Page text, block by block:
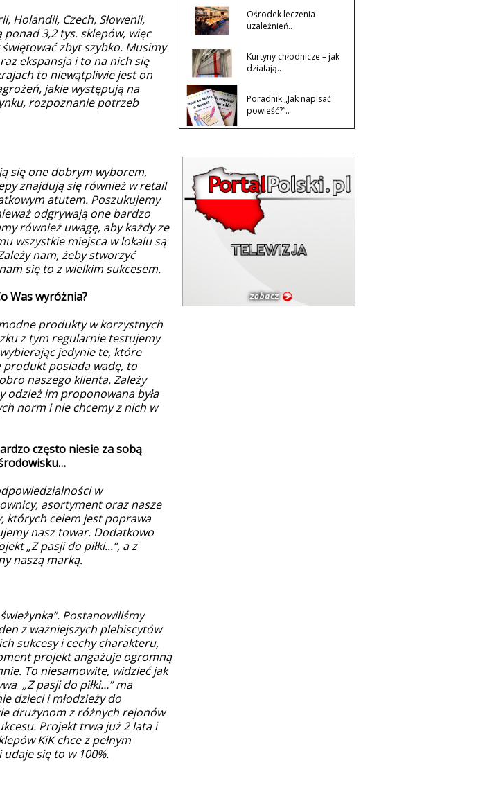
Holandii, Czech, Słowenii,
ponad 3,2 tys. sklepów, więc
zbyt szybko. Musimy
ekspansja i to na nich się
to niewątpliwie jest on
jakie występują na
rozpoznanie potrzeb
się one dobrym wyborem,
znajdują się również w retail
atutem. Poszukujemy
odgrywają one bardzo
również uwagę, aby każdy ze
wszystkie miejsca w lokalu są
nam, żeby stworzyć
się to z wielkim sukcesem.
Was wyróżnia?
produkty w korzystnych
z tym regularnie testujemy
jedynie te, które
produkt posiada wadę, to
naszego klienta. Zależy
odzież im proponowana była
norm i nie chcemy z nich w
często niesie za sobą
w
asortyment oraz nasze
których celem jest poprawa
nasz towar. Dodatkowo
„Z pasji do piłki...”, a z
naszą marką.
Postanowiliśmy
z ważniejszych plebiscytów
sukcesy i cechy charakteru,
projekt angażuje ogromną
To niesamowite, widzieć jak
„Z pasji do piłki…” ma
dzieci i młodzieży do
drużynom z różnych rejonów
Projekt trwa już 2 lata i
KiK chce z pełnym
się to w 100%.
Ośrodek leczenia
uzależnień..
Kurtyny chłodnicze – jak
działają..
Poradnik „Jak napisać
powieść?”..